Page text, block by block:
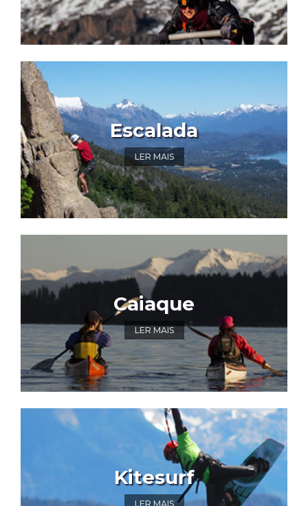
Escalada
LER MAIS
Caiaque
LER MAIS
Kitesurf
LER MAIS